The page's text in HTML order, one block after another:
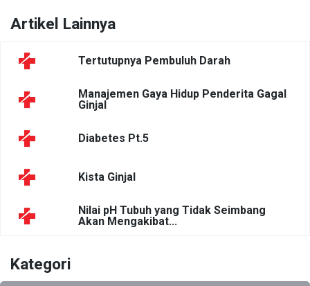
Artikel Lainnya
Tertutupnya Pembuluh Darah
Manajemen Gaya Hidup Penderita Gagal
Ginjal
Diabetes Pt.5
Kista Ginjal
Nilai pH Tubuh yang Tidak Seimbang
Akan Mengakibat...
Kategori